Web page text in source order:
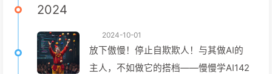
2024
2024-10-01
放下傲慢！停止自欺欺人！与其做AI的
主人，不如做它的搭档——慢慢学AI142